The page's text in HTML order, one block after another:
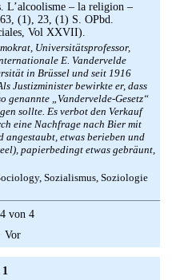
L’alcoolisme – la religion –
(1), 23, (1) S. OPbd.
Vol XXVII).
Universitätsprofessor,
E. Vandervelde
in Brüssel und seit 1916
Justizminister bewirkte er, dass
genannte „Vandervelde-Gesetz“
sollte. Es verbot den Verkauf
eine Nachfrage nach Bier mit
etwas berieben und
papierbedingt etwas gebräunt,
Sozialismus, Soziologie
von 4
Vor
1